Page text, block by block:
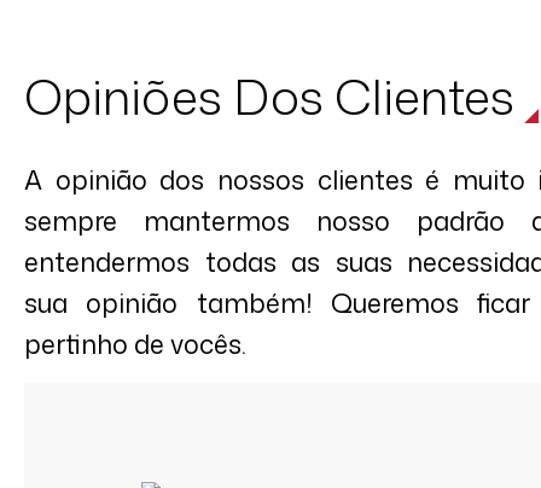
Opiniões Dos Clientes
A opinião dos nossos clientes é muito
sempre mantermos nosso padrão
entendermos todas as suas
sua opinião também! Queremos
pertinho de vocês.